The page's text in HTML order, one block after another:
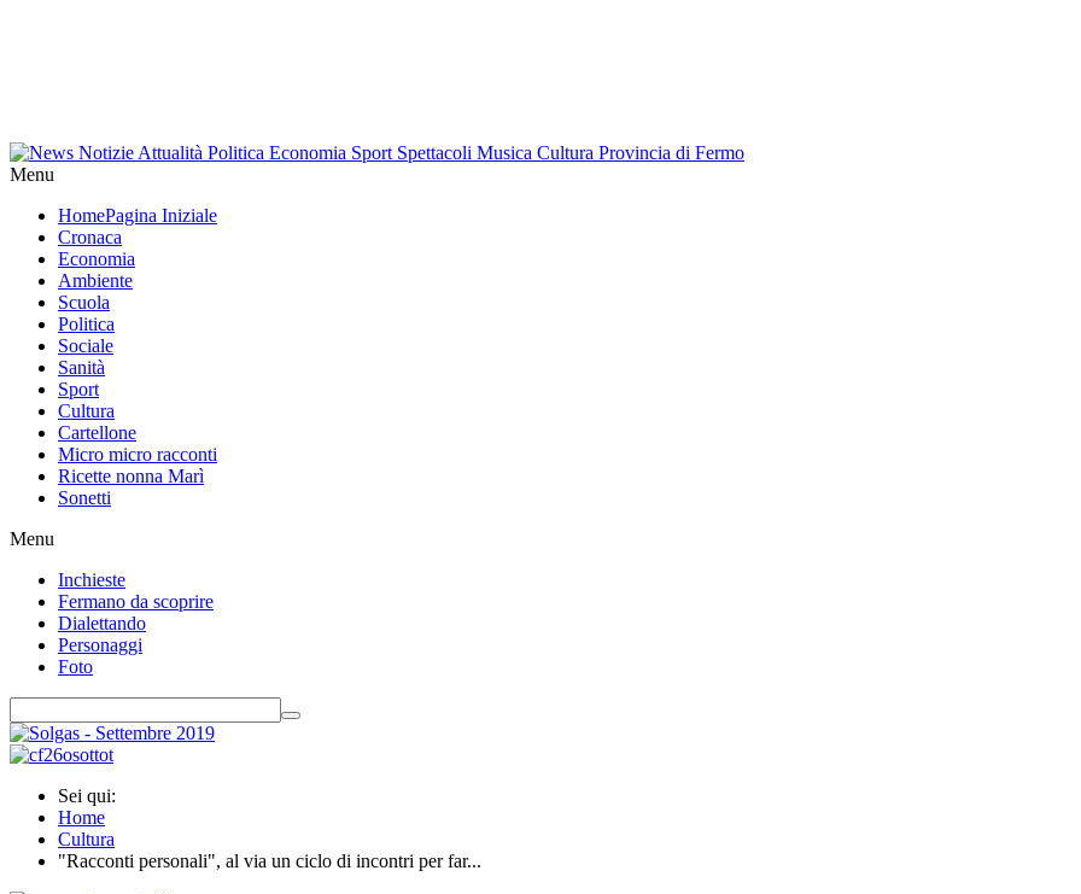
Menu
HomePagina Iniziale
Cronaca
Economia
Ambiente
Scuola
Politica
Sociale
Sanità
Sport
Cultura
Cartellone
Micro micro racconti
Ricette nonna Marì
Sonetti
Menu
Inchieste
Fermano da scoprire
Dialettando
Personaggi
Foto
Sei qui:
Home
Cultura
"Racconti personali", al via un ciclo di incontri per far...